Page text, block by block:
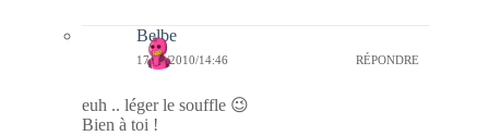
Belbe
17/02/2010/14:46 RÉPONDRE
euh .. léger le souffle 😉
Bien à toi !